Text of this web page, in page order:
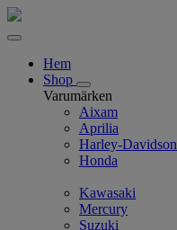
Hem
Shop
Varumärken
Aixam
Aprilia
Harley-Davidson
Honda
Kawasaki
Mercury
Suzuki